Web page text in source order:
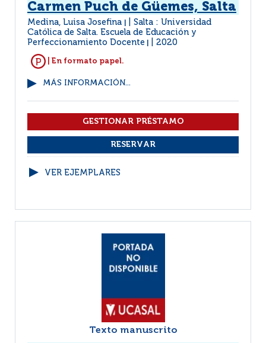
Carmen Puch de Güemes, Salta
Medina, Luisa Josefina
Salta : Universidad
Católica de Salta. Escuela de Educación y
Perfeccionamiento Docente
2020
| En formato papel.
MÁS INFORMACIÓN...
VER EJEMPLARES
Texto manuscrito